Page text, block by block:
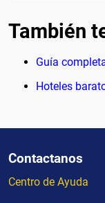
También
Guía
Hoteles
Contactanos
Centro de Ayuda